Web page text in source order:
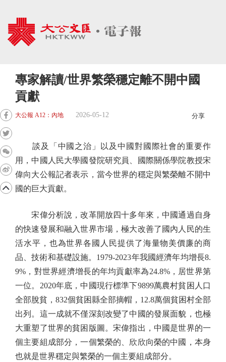
專家解讀/世界繁榮穩定離不開中國
貢獻
大公報 A12：內地 2026-05-12 分享
談及「中國之治」以及中國對國際社會的重要作
用，中國人民大學國發院研究員、國際關係學院教授宋
偉向大公報記者表示，當今世界的穩定與繁榮離不開中
國的巨大貢獻。
宋偉分析說，改革開放四十多年來，中國通過自身
的快速發展和融入世界市場，極大改善了國內人民的生
活水平，也為世界各國人民提供了海量物美價廉的商
品、技術和基礎設施。1979-2023年我國經濟年均增長8.
9%，對世界經濟增長的年均貢獻率為24.8%，居世界第
一位。2020年底，中國現行標準下9899萬農村貧困人口
全部脫貧，832個貧困縣全部摘帽，12.8萬個貧困村全部
出列。這一成就不僅深刻改變了中國的發展面貌，也極
大重塑了世界的貧困版圖。宋偉指出，中國是世界的一
個主要組成部分，一個繁榮的、欣欣向榮的中國，本身
也就是世界穩定與繁榮的一個主要組成部分。